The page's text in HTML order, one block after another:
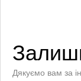
Дякуємо вам за